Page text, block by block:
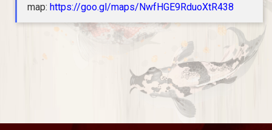
map: https://goo.gl/maps/NwfHGE9RduoXtR438